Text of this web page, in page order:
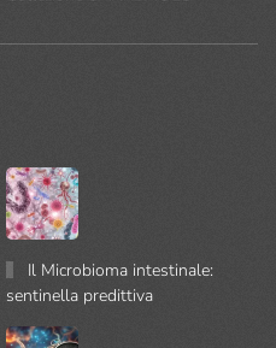
Il Microbioma intestinale:
sentinella predittiva